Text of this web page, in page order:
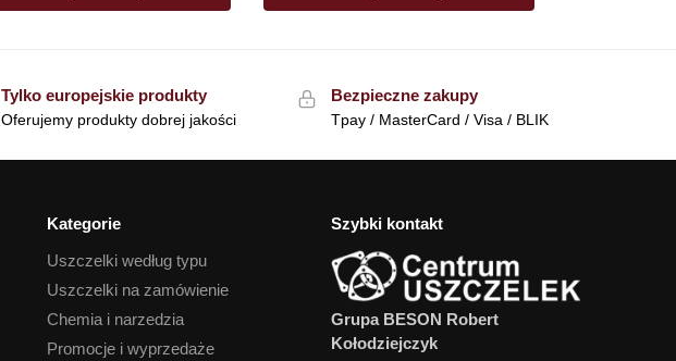
Tylko europejskie produkty
Oferujemy produkty dobrej jakości
Bezpieczne zakupy
Tpay / MasterCard / Visa / BLIK
Kategorie
Uszczelki według typu
Uszczelki na zamówienie
Chemia i narzedzia
Promocje i wyprzedaże
Szybki kontakt
Grupa BESON Robert
Kołodziejczyk